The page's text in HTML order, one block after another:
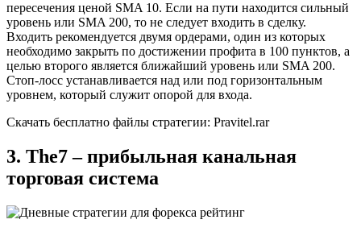
пересечения ценой SMA 10. Если на пути находится сильный
уровень или SMA 200, то не следует входить в сделку.
Входить рекомендуется двумя ордерами, один из которых
необходимо закрыть по достижении профита в 100 пунктов, а
целью второго является ближайший уровень или SMA 200.
Стоп-лосс устанавливается над или под горизонтальным
уровнем, который служит опорой для входа.
Скачать бесплатно файлы стратегии: Pravitel.rar
3. The7 – прибыльная канальная
торговая система